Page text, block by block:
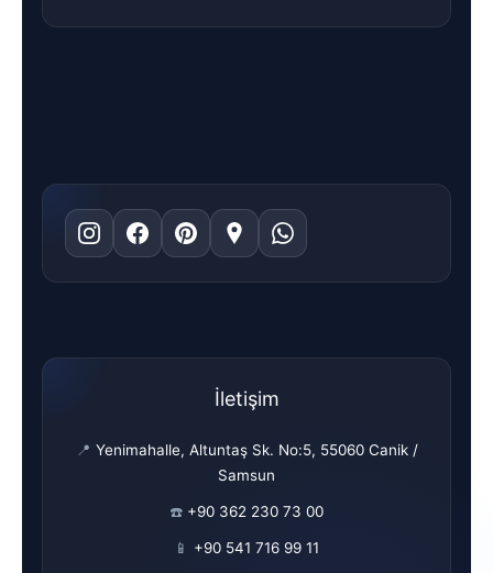
İletişim
📍 Yenimahalle, Altuntaş Sk. No:5, 55060 Canik /
Samsun
☎️ +90 362 230 73 00
📱 +90 541 716 99 11